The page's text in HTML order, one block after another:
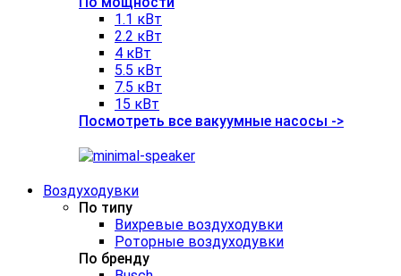
1.1 кВт
2.2 кВт
4 кВт
5.5 кВт
7.5 кВт
15 кВт
Посмотреть все вакуумные насосы ->
Воздуходувки
По типу
Вихревые воздуходувки
Роторные воздуходувки
По бренду